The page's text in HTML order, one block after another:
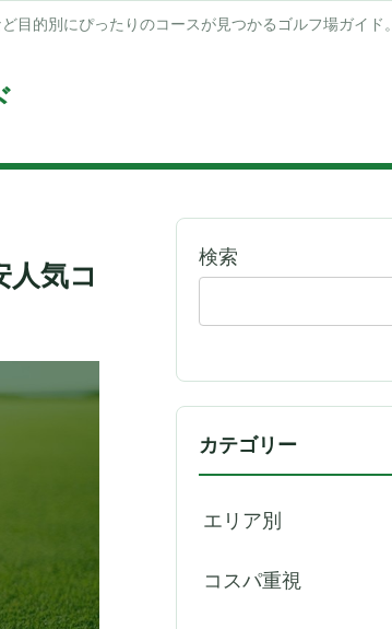
的別にぴったりのコースが見つかるゴルフ場ガイド。
気コ
検索
カテゴリー
エリア別
コスパ重視